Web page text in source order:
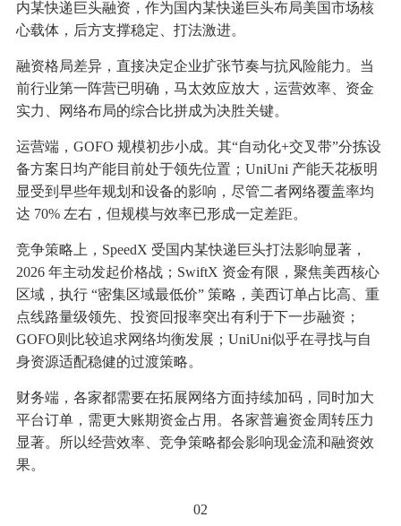
内某快递巨头融资，作为国内某快递巨头布局美国市场核
心载体，后方支撑稳定、打法激进。
融资格局差异，直接决定企业扩张节奏与抗风险能力。当
前行业第一阵营已明确，马太效应放大，运营效率、资金
实力、网络布局的综合比拼成为决胜关键。
运营端，GOFO 规模初步小成。其“自动化+交叉带”分拣设
备方案日均产能目前处于领先位置；UniUni 产能天花板明
显受到早些年规划和设备的影响，尽管二者网络覆盖率均
达 70% 左右，但规模与效率已形成一定差距。
竞争策略上，SpeedX 受国内某快递巨头打法影响显著，
2026 年主动发起价格战；SwiftX 资金有限，聚焦美西核心
区域，执行 “密集区域最低价” 策略，美西订单占比高、重
点线路量级领先、投资回报率突出有利于下一步融资；
GOFO则比较追求网络均衡发展；UniUni似乎在寻找与自
身资源适配稳健的过渡策略。
财务端，各家都需要在拓展网络方面持续加码，同时加大
平台订单，需更大账期资金占用。各家普遍资金周转压力
显著。所以经营效率、竞争策略都会影响现金流和融资效
果。
02